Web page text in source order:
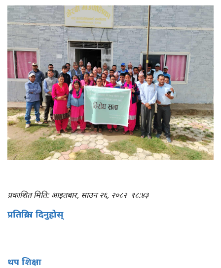
प्रकाशित मिति: आइतबार, साउन २६, २०८२ १८:४३
प्रतिक्रिया दिनुहोस्
थप शिक्षा